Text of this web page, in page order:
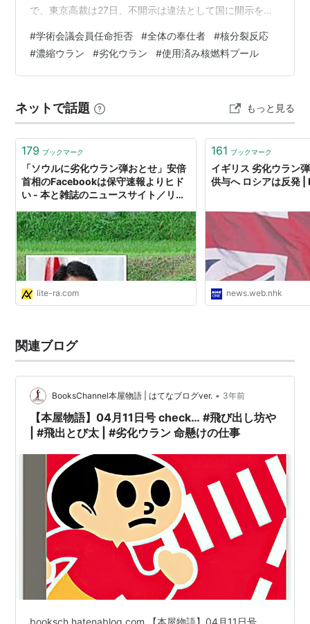
で、東京高裁は27日、不開示は違法として国に開示を命
相沢真木裁判長は、不開示部分を開示することによる公
益性は小さくないと判断。国側が主張していた学術会議
の事務の適正な遂行や、円滑な人事の確保に支障が生じ
指摘した。 総理大臣のワガママって、聞いてやらなきゃ
いけないんでしょうか？ 軍事機密でも外交上の内緒…
#学術会議会員任命拒否 #全体の奉仕者 #核分裂反応
#濃縮ウラン #劣化ウラン #使用済み核燃料プール
ネットで話題 もっと見る
179 ブックマーク
「ソウルに劣化ウラン弾おとせ」安倍
首相のFacebookは保守速報よりヒド
い - 本と雑誌のニュースサイト／リテ
lite-ra.com
161 ブックマーク
イギリス 劣化ウラン
供与へ ロシアは反発 |
news.web.nhk
関連ブログ
BooksChannel本屋物語 | はてなブログver. • 3年前
【本屋物語】04月11日号 check… #飛び出し坊や
| #飛出とび太 | #劣化ウラン 命懸けの仕事
booksch.hatenablog.com 【本屋物語】04月11日号